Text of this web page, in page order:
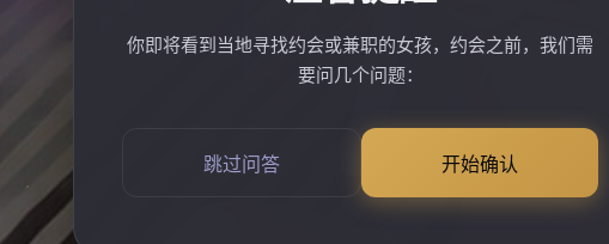
你即将看到当地寻找约会或兼职的女孩，约会之前，我们需
要问几个问题：
跳过问答 开始确认